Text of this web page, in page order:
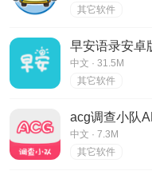
其它软件
早安语录安卓
中文 · 31.5M
其它软件
acg调查小队
方版(已下架)
中文 · 7.3M
其它软件